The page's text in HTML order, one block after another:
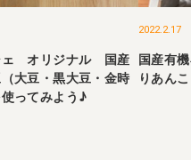
ェ オリジナル 国産
大豆・黒大豆・金時
ってみよう♪
2022.2.17
国産有
りあん